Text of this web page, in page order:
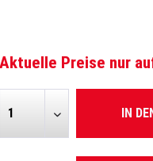
Aktuelle Preise nur
IN